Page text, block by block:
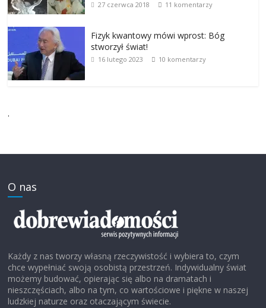
27 czerwca 2018 11 komentarzy
Fizyk kwantowy mówi wprost: Bóg
stworzył świat!
16 lutego 2023 10 komentarzy
.
O nas
Każdy z nas tworzy własną rzeczywistość i wybiera to, czym
chce wypełniać swoją osobistą przestrzeń. Indywidualny świat
możemy budować, opierając się albo na dramatach i
nieszczęściach, albo na tym, co wartościowe i piękne w naszej
ludzkiej naturze oraz otaczającym świecie.